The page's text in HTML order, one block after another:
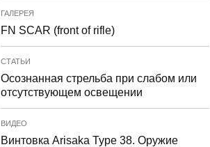
ГАЛЕРЕЯ
FN SCAR (front of rifle)
СТАТЬИ
Осознанная стрельба при слабом или
отсутствующем освещении
ВИДЕО
Винтовка Arisaka Type 38. Оружие